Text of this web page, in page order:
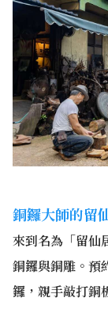
銅鑼大師的留
來到名為「留仙
銅鑼與銅雕。預
鑼，親手敲打銅